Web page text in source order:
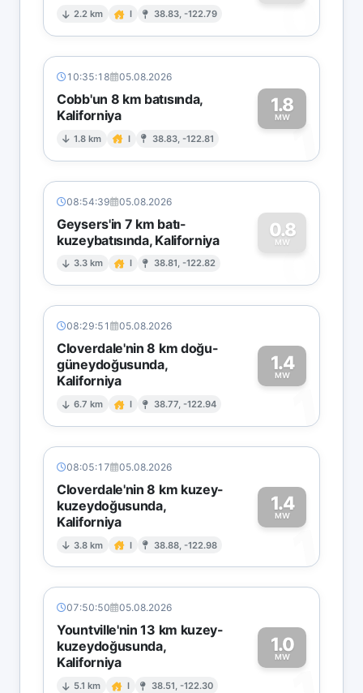
2.2 km I 38.83, -122.79 0
10:35:18 05.08.2026
Cobb'un 8 km batısında,
Kaliforniya
1.8 km I 38.83, -122.81
1.8
MW1
08:54:39 05.08.2026
Geysers'in 7 km batı-
kuzeybatısında, Kaliforniya
3.3 km I 38.81, -122.82
0.8
MW
0
08:29:51 05.08.2026
Cloverdale'nin 8 km doğu-
güneydoğusunda,
Kaliforniya
6.7 km I 38.77, -122.94
1.4
MW
1
08:05:17 05.08.2026
Cloverdale'nin 8 km kuzey-
kuzeydoğusunda,
Kaliforniya
3.8 km I 38.88, -122.98
1.4
MW
1
07:50:50 05.08.2026
Yountville'nin 13 km kuzey-
kuzeydoğusunda,
Kaliforniya
5.1 km I 38.51, -122.30
1.0
MW